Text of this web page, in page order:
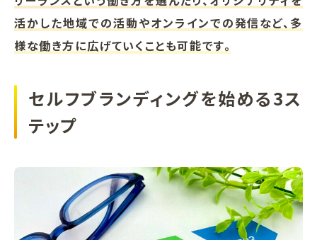
活かした地域での活動やオンラインでの発信など、多
様な働き方に広げていくことも可能です。
セルフブランディングを始める3ス
テップ